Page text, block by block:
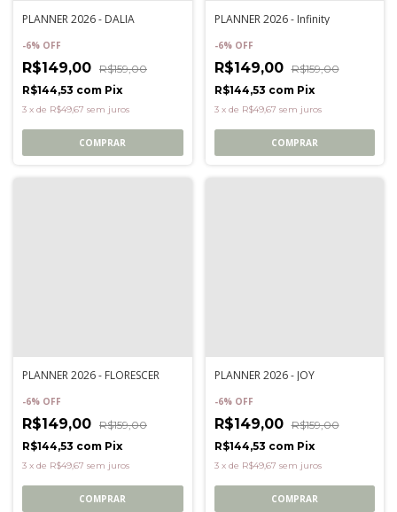
PLANNER 2026 - DALIA
-6% OFF
R$149,00 R$159,00
R$144,53 com Pix
3 x de R$49,67 sem juros
COMPRAR
PLANNER 2026 - Infinity
-6% OFF
R$149,00 R$159,00
R$144,53 com Pix
3 x de R$49,67 sem juros
COMPRAR
PLANNER 2026 - FLORESCER
-6% OFF
R$149,00 R$159,00
R$144,53 com Pix
3 x de R$49,67 sem juros
COMPRAR
PLANNER 2026 - JOY
-6% OFF
R$149,00 R$159,00
R$144,53 com Pix
3 x de R$49,67 sem juros
COMPRAR